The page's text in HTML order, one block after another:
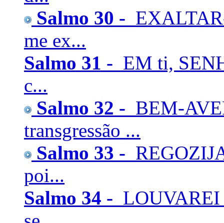
Salmo 30 -
me ex...
Salmo 31 - EM ti,
c...
Salmo 32 - BEM-
transgressão ...
Salmo 33 -
poi...
Salmo 34 - LOUVAREI